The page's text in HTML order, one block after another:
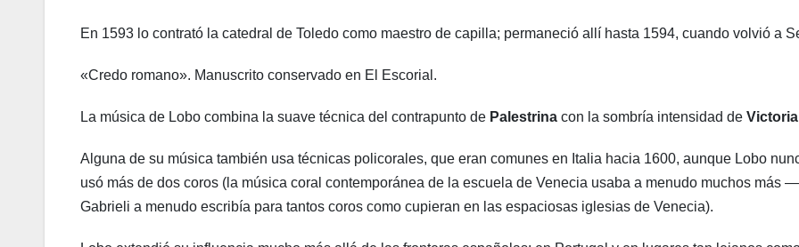
En 1593 lo contrató la catedral de Toledo como maestro de capilla; permaneció allí hasta 1594, cuando volvió a
«Credo romano». Manuscrito conservado en El Escorial.
La música de Lobo combina la suave técnica del contrapunto de Palestrina con la sombría intensidad de Victoria
Alguna de su música también usa técnicas policorales, que eran comunes en Italia hacia 1600, aunque Lobo
usó más de dos coros (la música coral contemporánea de la escuela de Venecia usaba a menudo muchos más —
Gabrieli a menudo escribía para tantos coros como cupieran en las espaciosas iglesias de Venecia).